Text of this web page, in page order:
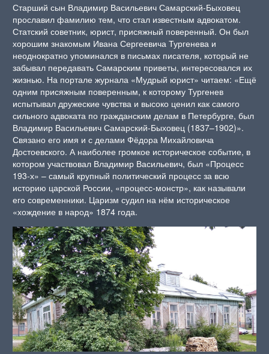
Старший сын Владимир Васильевич Самарский-Быховец
прославил фамилию тем, что стал известным адвокатом.
Статский советник, юрист, присяжный поверенный. Он был
хорошим знакомым Ивана Сергеевича Тургенева и
неоднократно упоминался в письмах писателя, который не
забывал передавать Самарским приветы, интересовался их
жизнью. На портале журнала «Мудрый юрист» читаем: «Ещё
одним присяжным поверенным, к которому Тургенев
испытывал дружеские чувства и высоко ценил как самого
сильного адвоката по гражданским делам в Петербурге, был
Владимир Васильевич Самарский-Быховец (1837–1902)».
Связано его имя и с делами Фёдора Михайловича
Достоевского. А наиболее громкое историческое событие, в
котором участвовал Владимир Васильевич, был «Процесс
193-х» – самый крупный политический процесс за всю
историю царской России, «процесс-монстр», как называли
его современники. Царизм судил на нём историческое
«хождение в народ» 1874 года.